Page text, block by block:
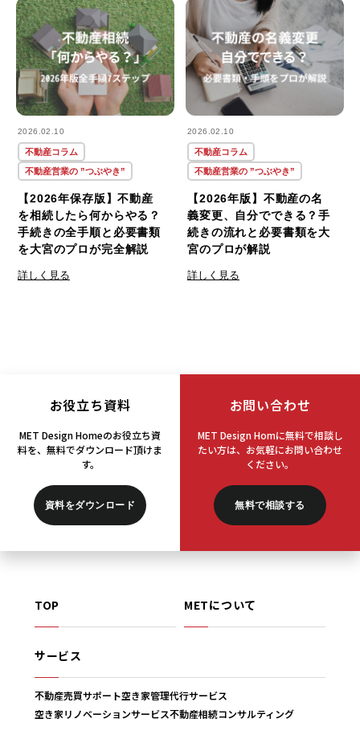
2026.02.10
不動産コラム
不動産営業の ”つぶやき”
【2026年保存版】不動産
を相続したら何からやる？
手続きの全手順と必要書類
を大宮のプロが完全解説
詳しく見る
2026.02.10
不動産コラム
不動産営業の ”つぶやき”
【2026年版】不動産の名
義変更、自分でできる？手
続きの流れと必要書類を大
宮のプロが解説
詳しく見る
お役立ち資料
MET Design Homeのお役立ち資
料を、 無料でダウンロード頂けま
す。
資料をダウンロード
お問い合わせ
MET Design Homに無料で相談し
たい方は、 お気軽にお問い合わせ
ください。
無料で相談する
TOP METについて
サービス
不動産売買サポート空き家管理代行サービス
空き家リノベーションサービス不動産相続コンサルティング